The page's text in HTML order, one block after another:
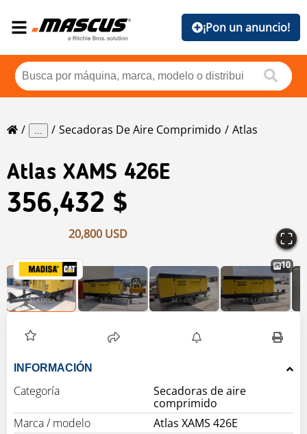
¡Pon un anuncio!
... Secadoras De Aire Comprimido Atlas
Atlas XAMS 426E
356,432 $
20,800 USD
10
INFORMACIÓN
Categoría
Secadoras de aire
comprimido
Marca / modelo
Atlas XAMS 426E